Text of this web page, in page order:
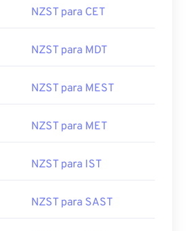
NZST para CET
NZST para MDT
NZST para MEST
NZST para MET
NZST para IST
NZST para SAST